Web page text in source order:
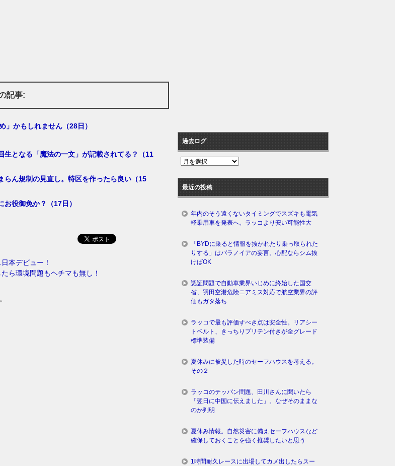
記事:
」かもしれません（28日）
生となる「魔法の一文」が記載されてる？（11
らん規制の見直し。特区を作ったら良い（15
役御免か？（17日）
本デビュー！
ら環境問題もヘチマも無し！
過去ログ
過
ロ
グ
最近の投稿
年内のそう遠くないタイミングでスズキも電気
軽乗用車を発表へ。ラッコより安い可能性大
「BYDに乗ると情報を抜かれたり乗っ取られた
りする」はパラノイアの妄言。心配ならシム抜
けばOK
認証問題で自動車業界いじめに終始した国交
省、羽田空港危険ニアミス対応で航空業界の評
価もガタ落ち
ラッコで最も評価すべき点は安全性。リアシー
トベルト、きっちりプリテン付きが全グレード
標準装備
夏休みに被災した時のセーフハウスを考える。
その２
ラッコのテッパン問題、田川さんに聞いたら
「翌日に中国に伝えました」。なぜそのままな
のか判明
夏休み情報。自然災害に備えセーフハウスなど
確保しておくことを強く推奨したいと思う
1時間耐久レースに出場してカメ出したらスー